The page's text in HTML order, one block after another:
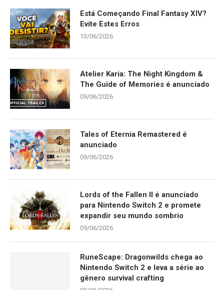
Está Começando Final Fantasy XIV?
Evite Estes Erros
13/06/2026
Atelier Karia: The Night Kingdom &
The Guide of Memories é anunciado
09/06/2026
Tales of Eternia Remastered é
anunciado
09/06/2026
Lords of the Fallen II é anunciado
para Nintendo Switch 2 e promete
expandir seu mundo sombrio
09/06/2026
RuneScape: Dragonwilds chega ao
Nintendo Switch 2 e leva a série ao
gênero survival crafting